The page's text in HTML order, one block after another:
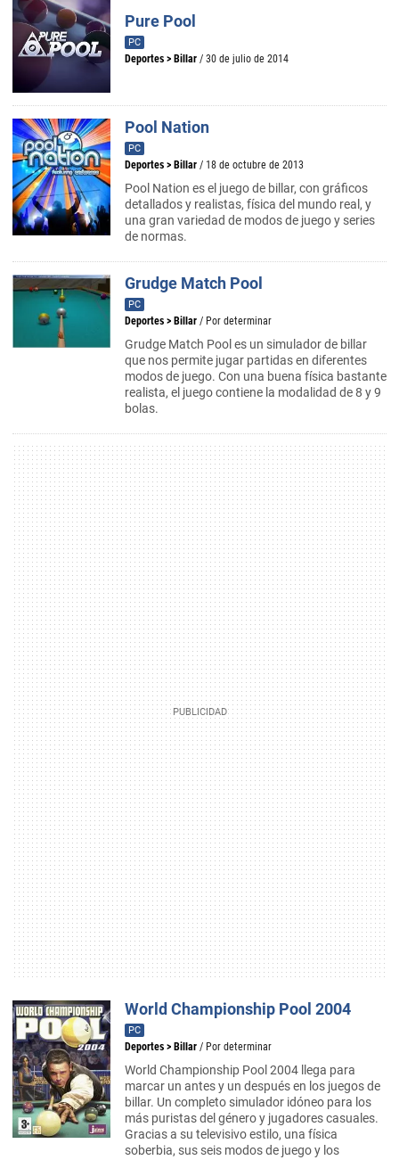
Pure Pool
PC
Deportes > Billar / 30 de julio de 2014
Pool Nation
PC
Deportes > Billar / 18 de octubre de 2013
Pool Nation es el juego de billar, con gráficos
detallados y realistas, física del mundo real, y
una gran variedad de modos de juego y series
de normas.
Grudge Match Pool
PC
Deportes > Billar / Por determinar
Grudge Match Pool es un simulador de billar
que nos permite jugar partidas en diferentes
modos de juego. Con una buena física bastante
realista, el juego contiene la modalidad de 8 y 9
bolas.
World Championship Pool 2004
PC
Deportes > Billar / Por determinar
World Championship Pool 2004 llega para
marcar un antes y un después en los juegos de
billar. Un completo simulador idóneo para los
más puristas del género y jugadores casuales.
Gracias a su televisivo estilo, una física
soberbia, sus seis modos de juego y los